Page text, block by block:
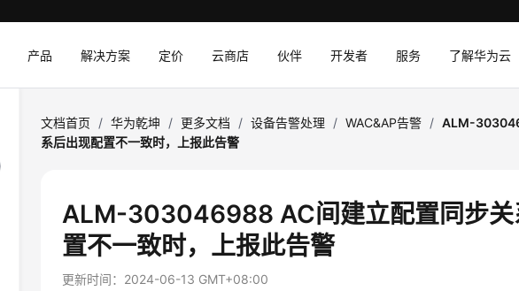
产品 解决方案 定价 云商店 伙伴 开发者 服务 了解华为云
文档首页 / 华为乾坤 / 更多文档 / 设备告警处理 / WAC&AP告警 / ALM-
系后出现配置不一致时，上报此告警
ALM-303046988 AC间建立配置同步关
置不一致时，上报此告警
更新时间： 2024-06-13 GMT+08:00